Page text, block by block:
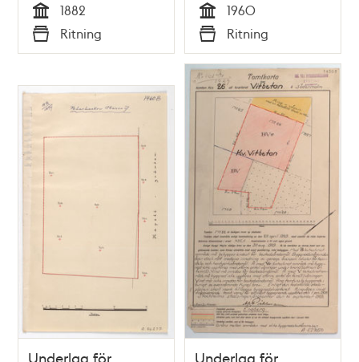
Tid
1882
Typ
Ritning Tid
1960
Typ
Ritning
Underlag för Underlag för